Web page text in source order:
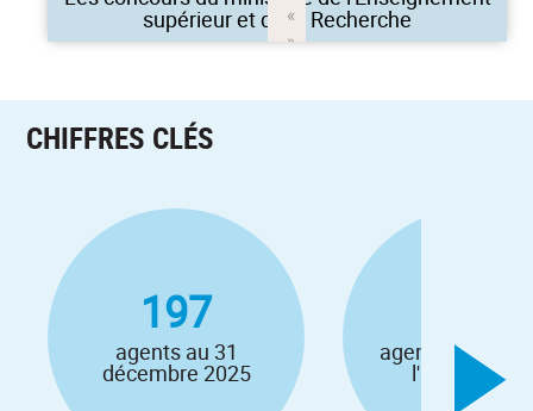
supérieur et de la Recherche
CHIFFRES CLÉS
197
agents au 31
décembre 2025
agents
l'année 2025